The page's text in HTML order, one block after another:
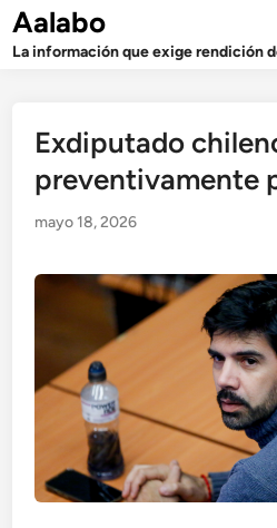
Saltar
contenido
Aalabo
La información que exige rendición
Exdiputado
preventivamente
mayo 18, 2026